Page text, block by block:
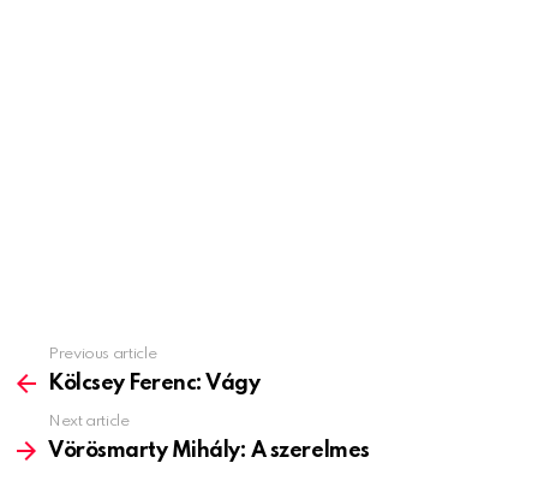
more
Previous article
Kölcsey Ferenc: Vágy
Next article
Vörösmarty Mihály: A szerelmes